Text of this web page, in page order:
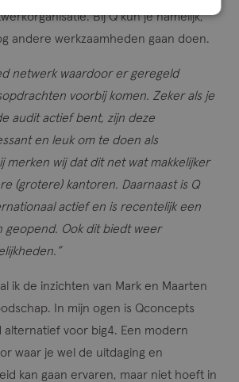
Bij Q kun je namelijk,
andere werkzaamheden gaan doen.
netwerk waardoor er geregeld
voorbij komen. Zeker als je
audit actief bent, zijn deze
en leuk om te doen als
merken wij dat dit net wat makkelijker
(grotere) kantoren. Daarnaast is Q
actief en is recentelijk een
geopend. Ook dit biedt weer
ik de inzichten van Mark en Maarten
In mijn ogen is Qconcepts
alternatief voor big4. Een modern
waar je wel de uitdaging en
kan gaan ervaren, maar niet hoeft in